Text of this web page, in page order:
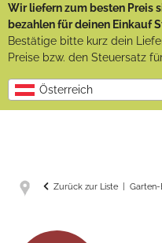
Wir liefern zum besten Preis
bezahlen für deinen Einkauf
Bestätige bitte kurz dein
Preise bzw. den Steuersatz
Österreich
Zurück zur Liste Garten-